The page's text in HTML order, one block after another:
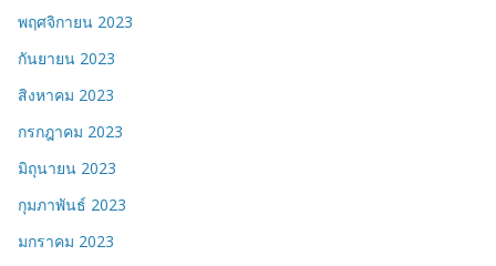
พฤศจิกายน 2023
กันยายน 2023
สิงหาคม 2023
กรกฎาคม 2023
มิถุนายน 2023
กุมภาพันธ์ 2023
มกราคม 2023